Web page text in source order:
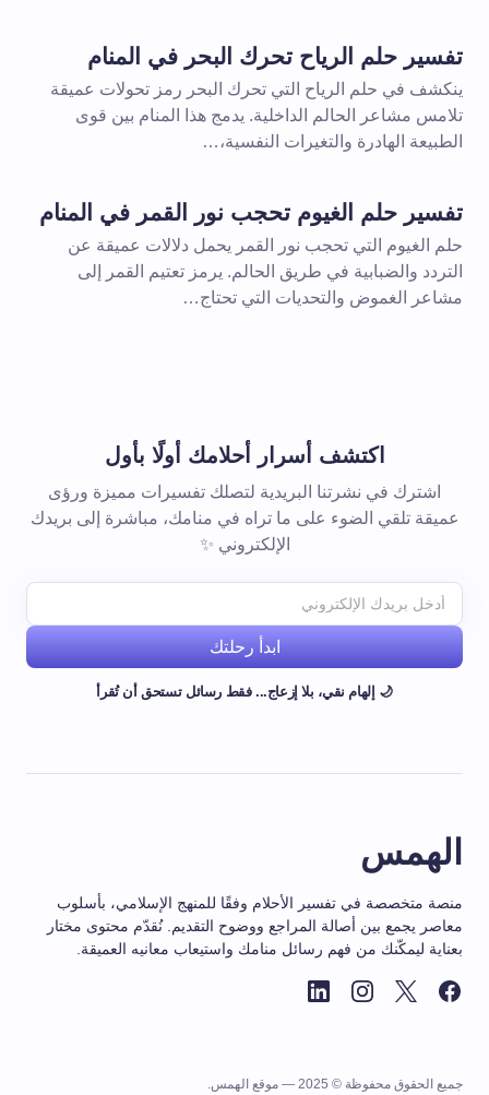
تفسير حلم الرياح تحرك البحر في المنام
ينكشف في حلم الرياح التي تحرك البحر رمز تحولات عميقة
تلامس مشاعر الحالم الداخلية. يدمج هذا المنام بين قوى
الطبيعة الهادرة والتغيرات النفسية،…
تفسير حلم الغيوم تحجب نور القمر في المنام
حلم الغيوم التي تحجب نور القمر يحمل دلالات عميقة عن
التردد والضبابية في طريق الحالم. يرمز تعتيم القمر إلى
مشاعر الغموض والتحديات التي تحتاج…
اكتشف أسرار أحلامك أولًا بأول
اشترك في نشرتنا البريدية لتصلك تفسيرات مميزة ورؤى
عميقة تلقي الضوء على ما تراه في منامك، مباشرة إلى بريدك
الإلكتروني ✨
ابدأ رحلتك
🌙 إلهام نقي، بلا إزعاج... فقط رسائل تستحق أن تُقرأ
الهمس
منصة متخصصة في تفسير الأحلام وفقًا للمنهج الإسلامي، بأسلوب
معاصر يجمع بين أصالة المراجع ووضوح التقديم. نُقدّم محتوى مختار
بعناية ليمكّنك من فهم رسائل منامك واستيعاب معانيه العميقة.
جميع الحقوق محفوظة © 2025 — موقع الهمس.